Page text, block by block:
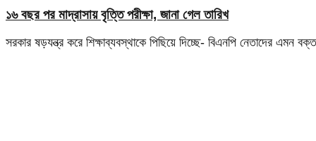
১৬ বছর পর মাদ্রাসায় বৃত্তি পরীক্ষা, জানা গেল তারিখ
সরকার ষড়যন্ত্র করে শিক্ষাব্যবস্থাকে পিছিয়ে দিচ্ছে- বিএনপি নেতাদের এমন